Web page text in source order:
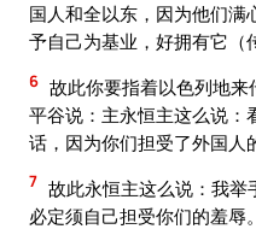
国人和全以东，因为他们
予自己为基业，好拥有它（
6 故此你要指着以色列地
平谷说：主永恒主这么说：
话，因为你们担受了外国人
7 故此永恒主这么说：我举
必定须自己担受你们的羞辱。